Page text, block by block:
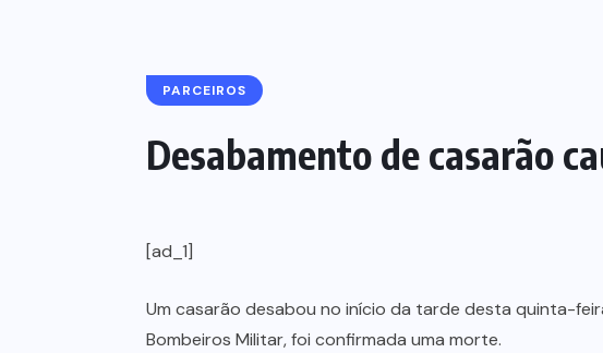
PARCEIROS
Desabamento de casarão
[ad_1]
Um casarão desabou no início da tarde desta quinta-
Bombeiros Militar, foi confirmada uma morte.